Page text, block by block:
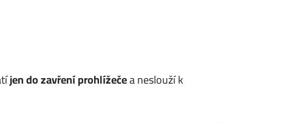
jen do zavření prohlížečea neslouží k